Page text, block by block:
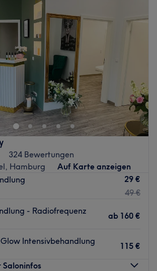
324 Bewertungen
Hamburg
Auf Karte anzeigen
29 €
49 €
- Radiofrequenz
ab 160 €
Intensivbehandlung
115 €
Saloninfos